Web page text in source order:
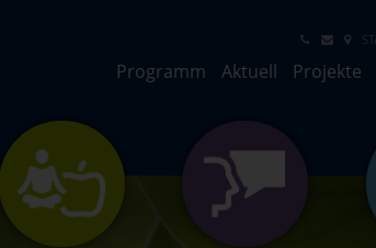
Programm Aktuell Projekte